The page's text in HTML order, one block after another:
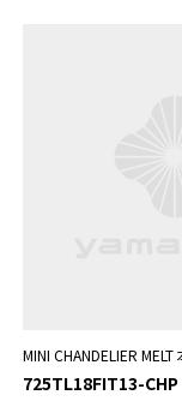
MINI CHANDELIER MELT
725TL18FIT13-CHP